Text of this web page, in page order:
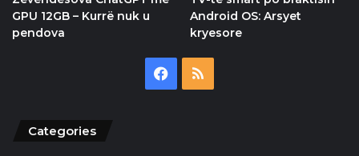
GPU 12GB – Kurrë nuk u
pendova
Android OS: Arsyet
kryesore
Facebook
RSS
Categories